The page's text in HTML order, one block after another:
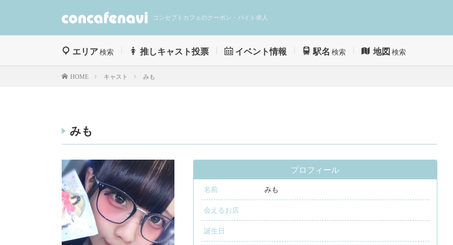
コンセプトカフェのクーポン・バイト求人
エリア検索 推しキャスト投票 イベント情報 駅名 検索 地図 検索
HOME キャスト みも
みも
プロフィール
名前 みも
会えるお店
誕生日